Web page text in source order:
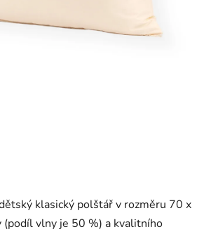
klasický polštář v rozměru 70 x
(podíl vlny je 50 %) a kvalitního